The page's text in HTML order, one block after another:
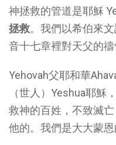
神拯救的管道是耶穌
拯救。我們以希伯來
音十七章裡對天父的禱
Yehovah父耶和華
（世人）Yeshua耶穌
救神的百姓，不致滅
他的。我們是大大蒙恩